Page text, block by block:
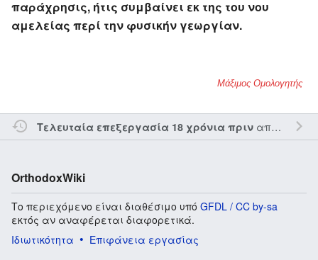
παράχρησις, ήτις συμβαίνει εκ της του νου
αμελείας περί την φυσικήν γεωργίαν.
Μάξιμος Ομολογητής
Τελευταία επεξεργασία 18 χρόνια πριναπό τον την
OrthodoxWiki
Το περιεχόμενο είναι διαθέσιμο υπό GFDL / CC by-sa
εκτός αν αναφέρεται διαφορετικά.
Ιδιωτικότητα
Επιφάνεια εργασίας